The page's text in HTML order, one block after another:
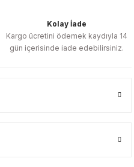
Kolay İade
Kargo ücretini ödemek kaydıyla 14
gün içerisinde iade edebilirsiniz.